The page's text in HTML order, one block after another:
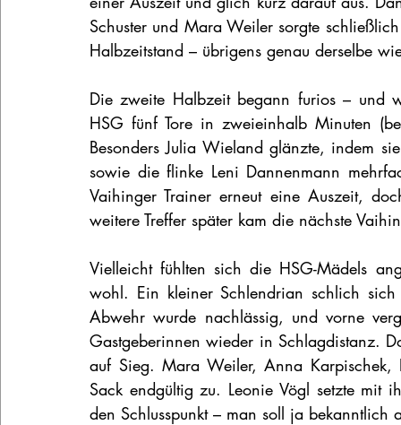
Schuster und Mara Weiler sorgte
Halbzeitstand – übrigens genau derselbe
Die zweite Halbzeit begann furios – und
HSG fünf Tore in zweieinhalb Minuten
Besonders Julia Wieland glänzte, indem
sowie die flinke Leni Dannenmann
Vaihinger Trainer erneut eine Auszeit,
weitere Treffer später kam die nächste
Vielleicht fühlten sich die HSG-Mädels
wohl. Ein kleiner Schlendrian schlich
Abwehr wurde nachlässig, und vorne
Gastgeberinnen wieder in Schlagdistanz.
auf Sieg. Mara Weiler, Anna Karpischek,
Sack endgültig zu. Leonie Vögl setzte mit
den Schlusspunkt – man soll ja bekanntlich